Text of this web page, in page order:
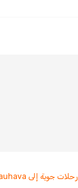
رحلات جوية إلى Kauhava